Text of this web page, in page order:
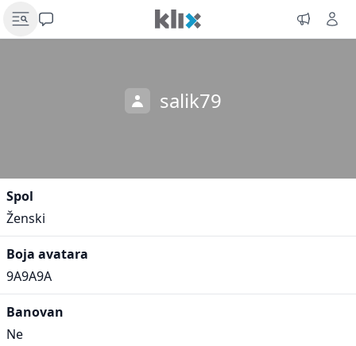
salik79
Spol
Ženski
Boja avatara
9A9A9A
Banovan
Ne